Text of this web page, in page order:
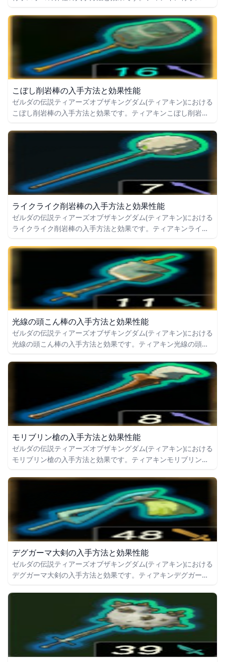
力についても掲載しています。
こぼし削岩棒の入手方法と効果性能
ゼルダの伝説ティアーズオブザキングダム(ティアキン)における
こぼし削岩棒の入手方法と効果です。ティアキンこぼし削岩棒
掲載しています。
ライクライク削岩棒の入手方法と効果性能
ゼルダの伝説ティアーズオブザキングダム(ティアキン)における
ライクライク削岩棒の入手方法と効果です。ティアキンライク
や攻撃力についても掲載しています。
光線の頭こん棒の入手方法と効果性能
ゼルダの伝説ティアーズオブザキングダム(ティアキン)における
光線の頭こん棒の入手方法と効果です。ティアキン光線の頭こ
いても掲載しています。
モリブリン槍の入手方法と効果性能
ゼルダの伝説ティアーズオブザキングダム(ティアキン)における
モリブリン槍の入手方法と効果です。ティアキンモリブリン槍
掲載しています。
デグガーマ大剣の入手方法と効果性能
ゼルダの伝説ティアーズオブザキングダム(ティアキン)における
デグガーマ大剣の入手方法と効果です。ティアキンデグガーマ